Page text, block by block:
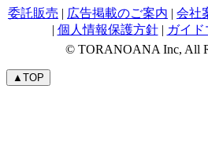
委託販売 | 広告掲載のご案内 | 会社
| 個人情報保護方針| ガイ
© TORANOANA Inc, All
▲TOP